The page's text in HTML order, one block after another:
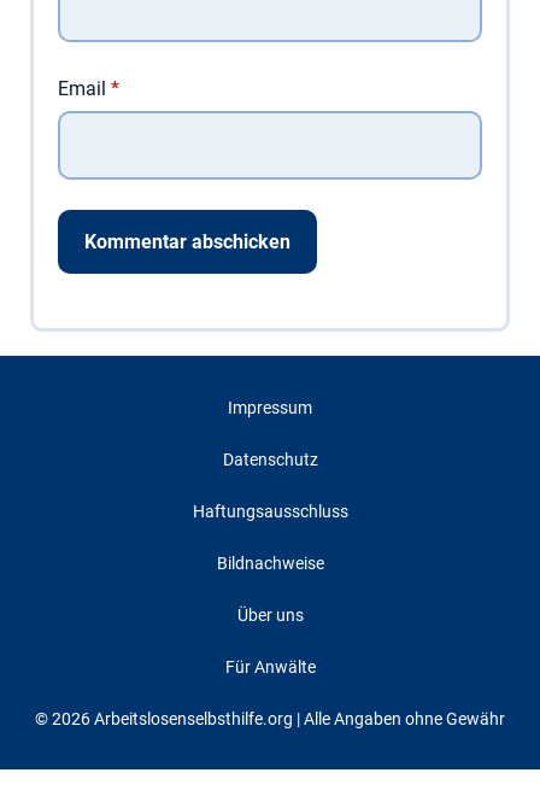
Email *
Impressum
Datenschutz
Haftungsausschluss
Bildnachweise
Über uns
Für Anwälte
© 2026 Arbeitslosenselbsthilfe.org | Alle Angaben ohne Gewähr